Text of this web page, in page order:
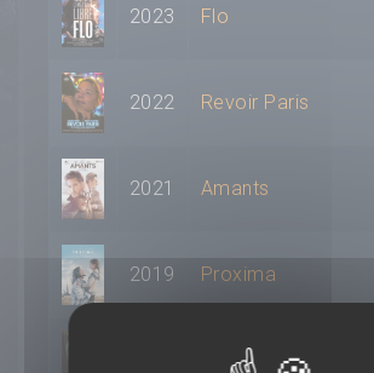
2023 Flo
2022 Revoir Paris
2021 Amants
2019 Proxima
La Traque